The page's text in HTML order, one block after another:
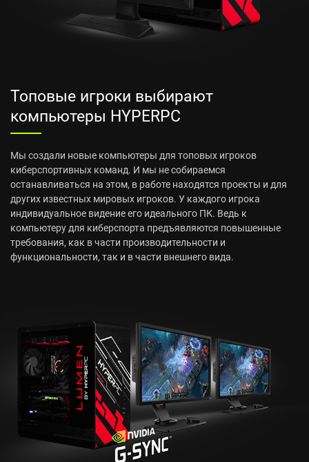
Топовые игроки выбирают
компьютеры HYPERPC
Мы создали новые компьютеры для топовых игроков
киберспортивных команд. И мы не собираемся
останавливаться на этом, в работе находятся проекты и для
других известных мировых игроков. У каждого игрока
индивидуальное видение его идеального ПК. Ведь к
компьютеру для киберспорта предъявляются повышенные
требования, как в части производительности и
функциональности, так и в части внешнего вида.